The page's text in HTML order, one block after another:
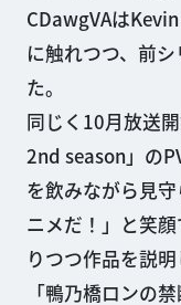
CDawgVAは
に触れつつ、前
た。
同じく10月放送
2nd season」の
を飲みながら見
ニメだ！」と笑
りつつ作品を説明
「鴨乃橋ロンの